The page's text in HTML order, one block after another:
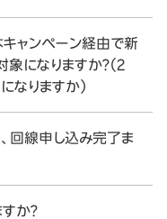
キャンペーン経由で新
になりますか？（2
なりますか）
、回線申し込み完了ま
か？